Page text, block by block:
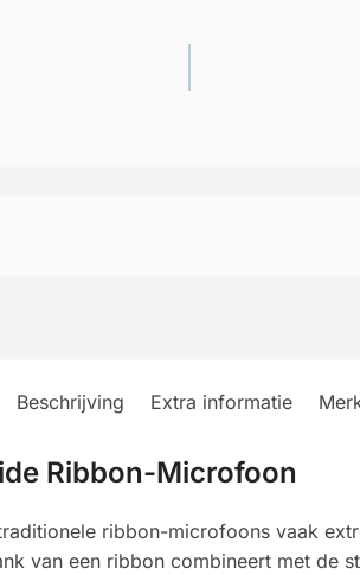
Beschrijving Extra informatie
Ribbon-Microfoon
ribbon-microfoons vaak
van een ribbon combineert met de